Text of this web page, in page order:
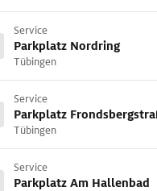
Service
Parkplatz Nordring
Tübingen
Service
Parkplatz
Tübingen
Service
Parkplatz Am Hallenbad